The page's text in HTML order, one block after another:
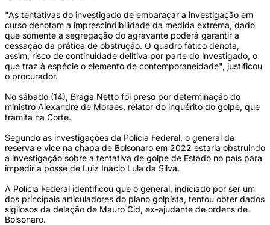
"As tentativas do investigado de embaraçar a investigação em
curso denotam a imprescindibilidade da medida extrema, dado
que somente a segregação do agravante poderá garantir a
cessação da prática de obstrução. O quadro fático denota,
assim, risco de continuidade delitiva por parte do investigado, o
que traz à espécie o elemento de contemporaneidade", justificou
o procurador.
No sábado (14), Braga Netto foi preso por determinação do
ministro Alexandre de Moraes, relator do inquérito do golpe, que
tramita na Corte.
Segundo as investigações da Polícia Federal, o general da
reserva e vice na chapa de Bolsonaro em 2022 estaria obstruindo
a investigação sobre a tentativa de golpe de Estado no país para
impedir a posse de Luiz Inácio Lula da Silva.
A Polícia Federal identificou que o general, indiciado por ser um
dos principais articuladores do plano golpista, tentou obter dados
sigilosos da delação de Mauro Cid, ex-ajudante de ordens de
Bolsonaro.